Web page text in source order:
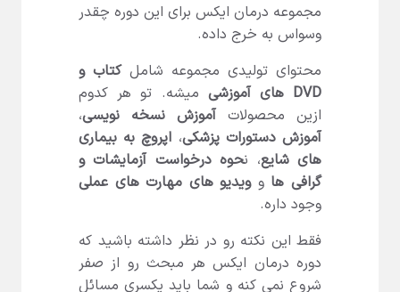
مجموعه درمان ایکس برای این دوره چقدر
وسواس به خرج داده.
محتوای تولیدی مجموعه شاملکتاب و
DVD های آموزشی
میشه. تو هر کدوم
ازین محصولات آموزش نسخه نویسی،
آموزش دستورات پزشکی، اپروچ به بیماری
های شایع، نحوه درخواست آزمایشات و
گرافی ها وویدیو های مهارت های عملی
وجود داره.
فقط این نکته رو در نظر داشته باشید که
دوره درمان ایکس هر مبحث رو از صفر
شروع نمی کنه و شما باید یکسری مسائل